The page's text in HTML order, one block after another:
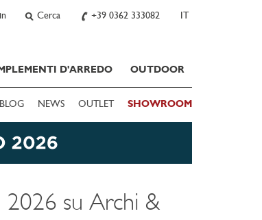
Cerca +39 0362 333082 IT
D'ARREDO OUTDOOR
BLOG NEWS OUTLET SHOWROOM
su Archi &